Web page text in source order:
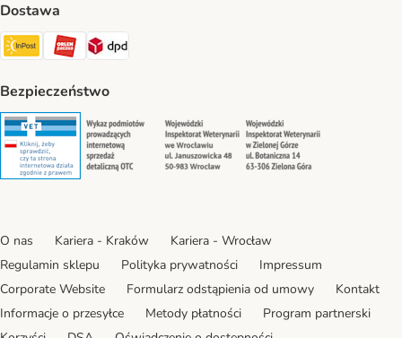
Dostawa
Paczkomat® Shipping Method
ORLEN Paczka Shipping Method
DPD Shipping Method
Bezpieczeństwo
Security Security Security
O nas Kariera - Kraków
Kariera - Wrocław
Regulamin sklepu
Polityka prywatności
Impressum
Corporate Website
Formularz odstąpienia od umowy
Kontakt
Informacje o przesyłce
Metody płatności
Program partnerski